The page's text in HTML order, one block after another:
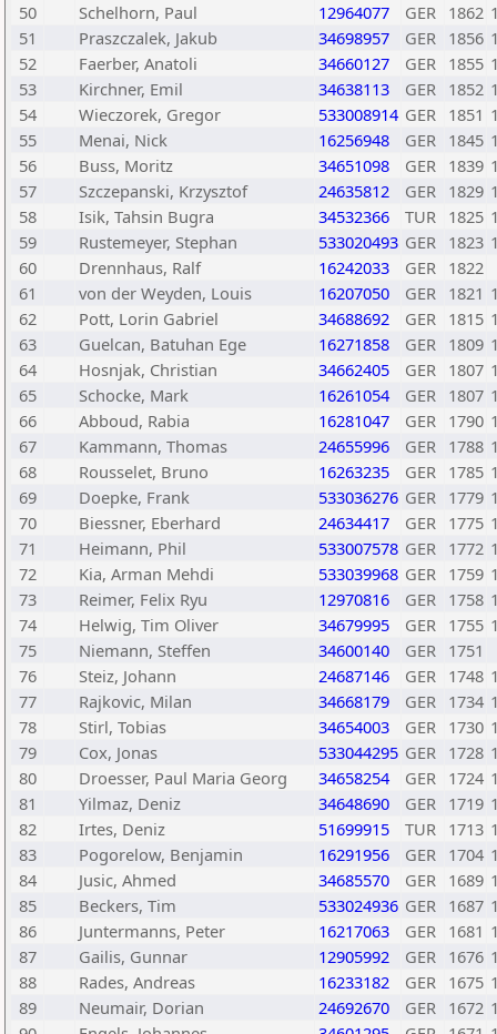
50
Schelhorn, Paul 12964077 GER 1862
51
Praszczalek, Jakub 34698957 GER 1856
52
Faerber, Anatoli 34660127 GER 1855
53
Kirchner, Emil 34638113 GER 1852
54
Wieczorek, Gregor 533008914 GER 1851
55
Menai, Nick 16256948 GER 1845
56
Buss, Moritz 34651098 GER 1839
57
Szczepanski, Krzysztof 24635812 GER 1829
58
Isik, Tahsin Bugra 34532366 TUR 1825
59
Rustemeyer, Stephan 533020493 GER 1823
60
Drennhaus, Ralf 16242033 GER 1822
61
von der Weyden, Louis 16207050 GER 1821
62
Pott, Lorin Gabriel 34688692 GER 1815
63
Guelcan, Batuhan Ege 16271858 GER 1809
64
Hosnjak, Christian 34662405 GER 1807
65
Schocke, Mark 16261054 GER 1807
66
Abboud, Rabia 16281047 GER 1790
67
Kammann, Thomas 24655996 GER 1788
68
Rousselet, Bruno 16263235 GER 1785
69
Doepke, Frank 533036276 GER 1779
70
Biessner, Eberhard 24634417 GER 1775
71
Heimann, Phil 533007578 GER 1772
72
Kia, Arman Mehdi 533039968 GER 1759
73
Reimer, Felix Ryu 12970816 GER 1758
74
Helwig, Tim Oliver 34679995 GER 1755
75
Niemann, Steffen 34600140 GER 1751
76
Steiz, Johann 24687146 GER 1748
77
Rajkovic, Milan 34668179 GER 1734
78
Stirl, Tobias 34654003 GER 1730
79
Cox, Jonas 533044295 GER 1728
80
Droesser, Paul Maria Georg 34658254 GER 1724
81
Yilmaz, Deniz 34648690 GER 1719
82
Irtes, Deniz 51699915 TUR 1713
83
Pogorelow, Benjamin 16291956 GER 1704
84
Jusic, Ahmed 34685570 GER 1689
85
Beckers, Tim 533024936 GER 1687
86
Juntermanns, Peter 16217063 GER 1681
87
Gailis, Gunnar 12905992 GER 1676
88
Rades, Andreas 16233182 GER 1675
89
Neumair, Dorian 24692670 GER 1672